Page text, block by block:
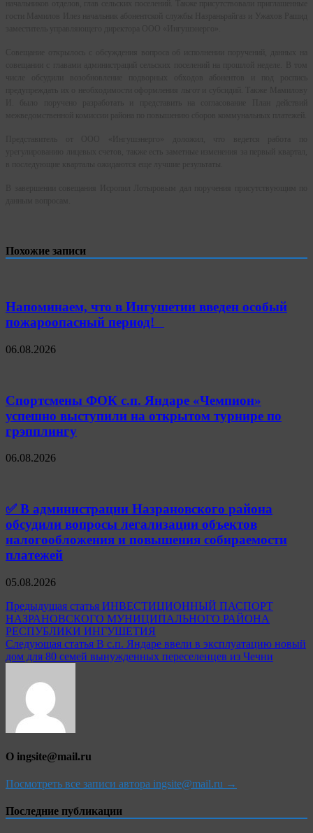
Похожие записи
Напоминаем, что в Ингушетии введен особый
пожароопасный период!⁣⁣⠀
06.08.2026
Спортсмены ФОК с.п. Яндаре «Чемпион»
успешно выступили на открытом турнире по
грэпплингу
06.08.2026
✅ В администрации Назрановского района
обсудили вопросы легализации объектов
налогообложения и повышения собираемости
платежей
05.08.2026
Навигация
по
записям
Предыдущая статья ИНВЕСТИЦИОННЫЙ ПАСПОРТ
НАЗРАНОВСКОГО МУНИЦИПАЛЬНОГО РАЙОНА
РЕСПУБЛИКИ ИНГУШЕТИЯ
Следующая статья В с.п. Яндаре ввели в эксплуатацию новый
дом для 80 семей вынужденных переселенцев из Чечни
О ingsite@mail.ru
Посмотреть все записи автора ingsite@mail.ru →
Последние публикации